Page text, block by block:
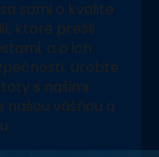
sami o kvalite
ktoré prešli
a o ich
Urobte
s našimi
vášňou a